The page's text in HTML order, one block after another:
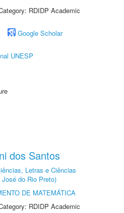
RDIDP Academic
Google Scholar
UNESP
dos Santos
Letras e Ciências
do Rio Preto)
DE MATEMÁTICA
RDIDP Academic